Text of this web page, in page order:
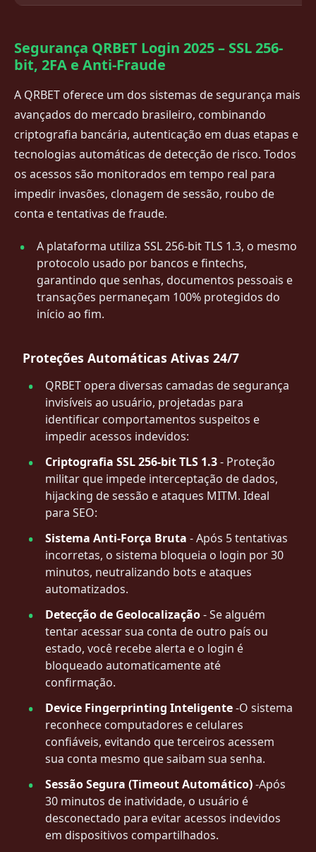
Segurança QRBET Login 2025 – SSL 256-
bit, 2FA e Anti-Fraude
A QRBET oferece um dos sistemas de segurança mais
avançados do mercado brasileiro, combinando
criptografia bancária, autenticação em duas etapas e
tecnologias automáticas de detecção de risco. Todos
os acessos são monitorados em tempo real para
impedir invasões, clonagem de sessão, roubo de
conta e tentativas de fraude.
A plataforma utiliza SSL 256-bit TLS 1.3, o mesmo
protocolo usado por bancos e fintechs,
garantindo que senhas, documentos pessoais e
transações permaneçam 100% protegidos do
início ao fim.
Proteções Automáticas Ativas 24/7
QRBET opera diversas camadas de segurança
invisíveis ao usuário, projetadas para
identificar comportamentos suspeitos e
impedir acessos indevidos:
Criptografia SSL 256-bit TLS 1.3- Proteção
militar que impede interceptação de dados,
hijacking de sessão e ataques MITM. Ideal
para SEO:
Sistema Anti-Força Bruta - Após 5 tentativas
incorretas, o sistema bloqueia o login por 30
minutos, neutralizando bots e ataques
automatizados.
Detecção de Geolocalização- Se alguém
tentar acessar sua conta de outro país ou
estado, você recebe alerta e o login é
bloqueado automaticamente até
confirmação.
Device Fingerprinting Inteligente-O sistema
reconhece computadores e celulares
confiáveis, evitando que terceiros acessem
sua conta mesmo que saibam sua senha.
Sessão Segura (Timeout Automático)-Após
30 minutos de inatividade, o usuário é
desconectado para evitar acessos indevidos
em dispositivos compartilhados.